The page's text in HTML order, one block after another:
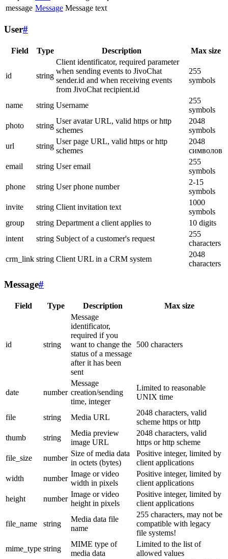
message Message Message text
User#
Field Type Description Max size
id string
Client identificator, required parameter
when sending events to JivoChat
sender.id and when receiving events
from JivoChat recipient.id
255
symbols
name string Username
255
symbols
photo
string
User avatar URL, valid https or http
schemes
2048
symbols
url
string
User page URL, valid https or http
schemes
2048
символов
email
string User email
255
symbols
phone
string User phone number
2-15
symbols
invite
string Client invitation text
1000
symbols
group
string Department a client applies to
10 digits
intent
string Subject of a customer's request
255
characters
crm_link string Client URL in a CRM system
2048
characters
Message#
Field Type Description Max size
id string
Message
identificator,
required if you
want to change the
status of a message
after it has been
sent
500 characters
date number
Message
creation/sending
time, integer
Limited to reasonable
UNIX time
file string Media URL
2048 characters, valid
scheme https or http
thumb
string
Media preview
image URL
2048 characters, valid
https or http scheme
file_size
number
Size of media data
in octets (bytes)
Positive integer, limited by
client applications
width
number
Image or video
width in pixels
Positive integer, limited by
client applications
height
number
Image or video
height in pixels
Positive integer, limited by
client applications
file_name string
Media data file
name
255 characters, may not be
compatible with legacy
file systems!
mime_type string
MIME type of
media data
Limited to the list of
allowed values